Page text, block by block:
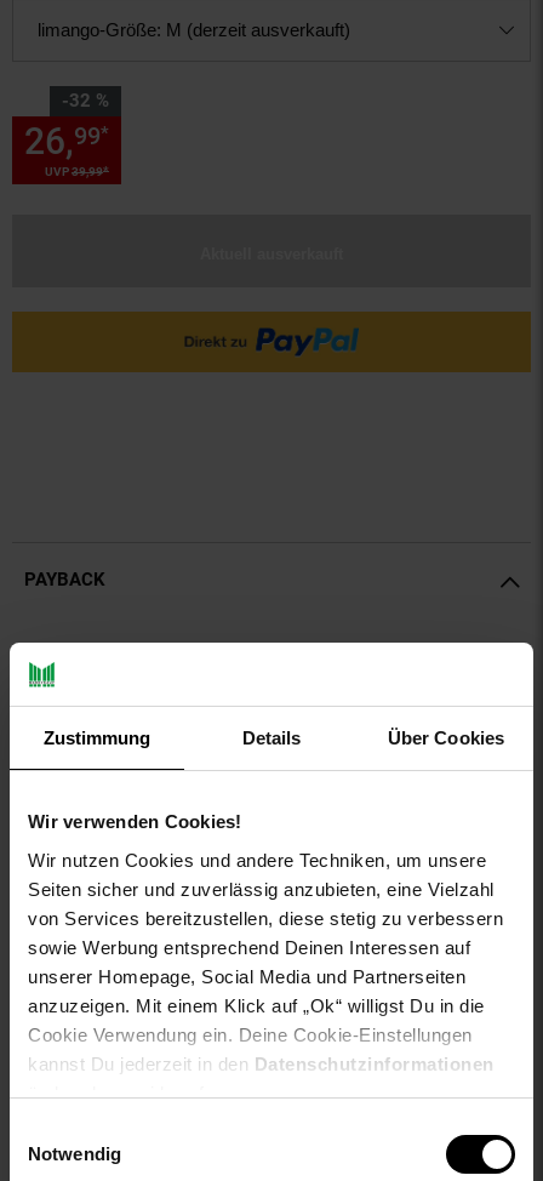
Zustimmung Details Über Cookies
Wir verwenden Cookies!
Wir nutzen Cookies und andere Techniken, um unsere
Seiten sicher und zuverlässig anzubieten, eine Vielzahl
von Services bereitzustellen, diese stetig zu verbessern
sowie Werbung entsprechend Deinen Interessen auf
unserer Homepage, Social Media und Partnerseiten
anzuzeigen. Mit einem Klick auf „Ok“ willigst Du in die
Cookie Verwendung ein. Deine Cookie-Einstellungen
kannst Du jederzeit in den Datenschutzinformationen
ändern bzw. widerrufen.
Notwendig
limango-Größe: M (derzeit ausverkauft)
-32 %
Sie Sparen 32 Prozent,
UVP39,99*
26,99*
PAYBACK
Payback Punkte
Produktbeschreibung
Rippbündchen in Melange-Optik.
aboutyou-titel: Pullover
ay-PFAS: PFAS Frei
ay-material: Obermaterial: 100% Baumwolle
ay-material-eigenschaften: Baumwolle
ay-pullover-materialart: Feinstrick
ay-sondergroessen_produktebene: keine Angabe
material: 100% Baumwolle